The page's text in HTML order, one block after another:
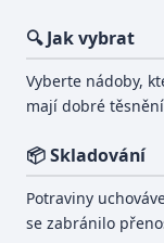
🔍 Jak vybrat
Vyberte nádoby,
mají dobré
📦 Skladování
Potraviny
se zabránilo